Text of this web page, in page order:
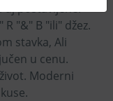
dj postavljene:
"&" B "ili" džez.
stavka, Ali
u cenu.
Moderni